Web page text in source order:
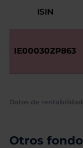
ISIN
IE00030ZP863
Datos de rentabilidad
Otros